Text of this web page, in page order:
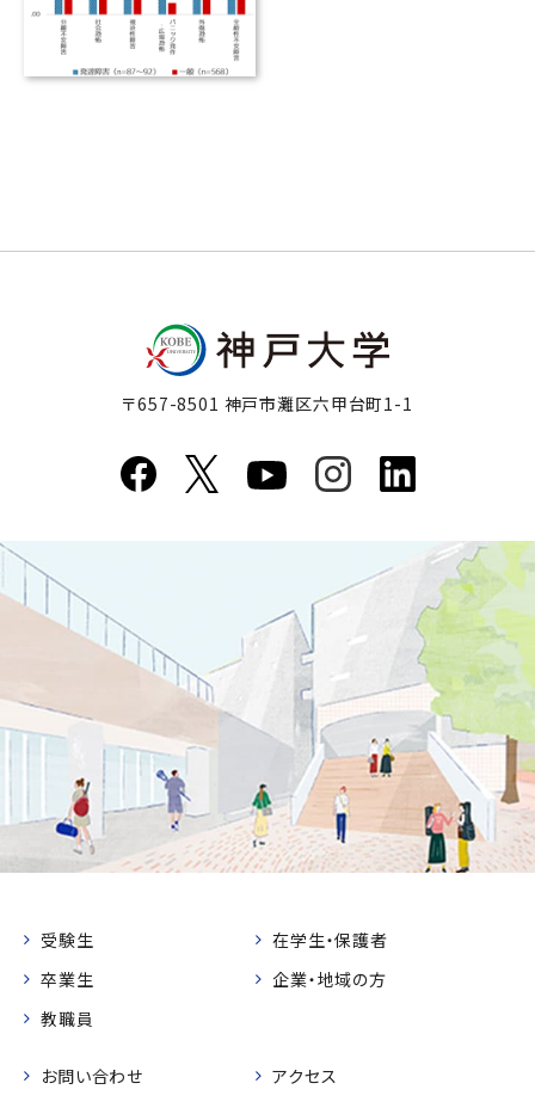
〒657-8501 神戸市灘区六甲台町1-1
受験生
在学生・保護者
卒業生
企業・地域の方
教職員
お問い合わせ
アクセス